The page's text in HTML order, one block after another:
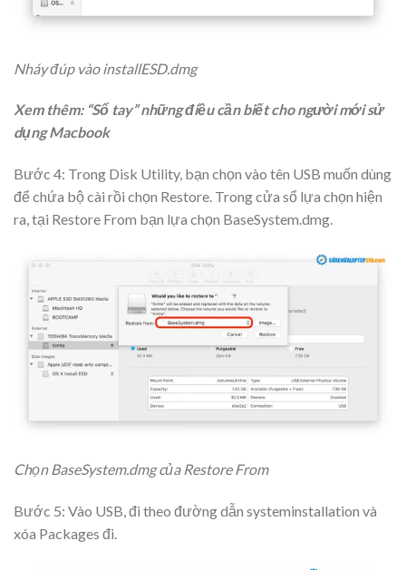
Nháy đúp vào installESD.dmg
Xem thêm:“Sổ tay” những điều cần biết cho người mới sử
dụng Macbook
Bước 4: Trong Disk Utility, bạn chọn vào tên USB muốn dùng
để chứa bộ cài rồi chọn Restore. Trong cửa sổ lựa chọn hiện
ra, tại Restore From bạn lựa chọn BaseSystem.dmg.
Chọn BaseSystem.dmg của Restore From
Bước 5: Vào USB, đi theo đường dẫn systeminstallation và
xóa Packages đi.